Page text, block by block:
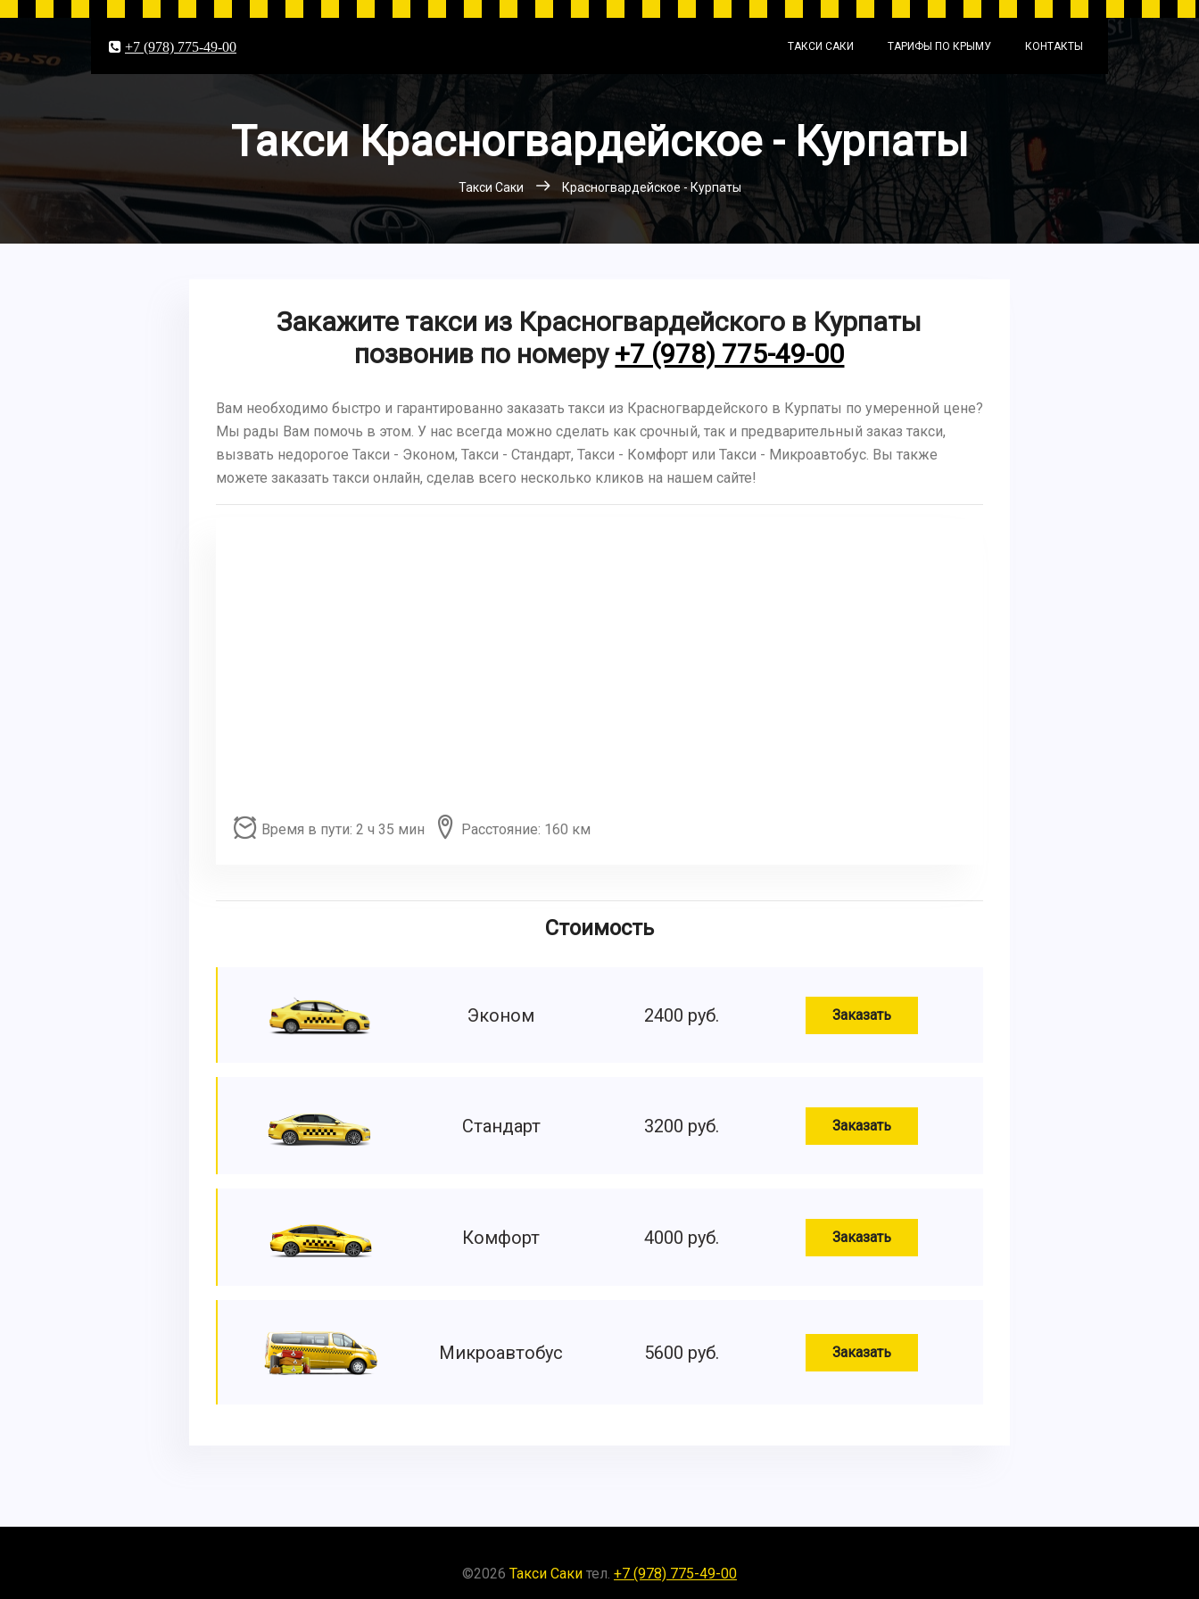
+7 (978) 775-49-00 ТАКСИ САКИ ТАРИФЫ ПО КРЫМУ КОНТАКТЫ
Такси Красногвардейское - Курпаты
Такси Саки Красногвардейское - Курпаты
Закажите такси из Красногвардейского в Курпаты
позвонив по номеру +7 (978) 775-49-00
Вам необходимо быстро и гарантированно заказать такси из Красногвардейского в Курпаты по умеренной цене?
Мы рады Вам помочь в этом. У нас всегда можно сделать как срочный, так и предварительный заказ такси,
вызвать недорогое Такси - Эконом, Такси - Стандарт, Такси - Комфорт или Такси - Микроавтобус. Вы также
можете заказать такси онлайн, сделав всего несколько кликов на нашем сайте!
Время в пути: 2 ч 35 мин Расстояние: 160 км
Стоимость
Эконом 2400 руб. Заказать
Стандарт 3200 руб. Заказать
Комфорт 4000 руб. Заказать
Микроавтобус 5600 руб. Заказать
©2026 Такси Саки тел. +7 (978) 775-49-00